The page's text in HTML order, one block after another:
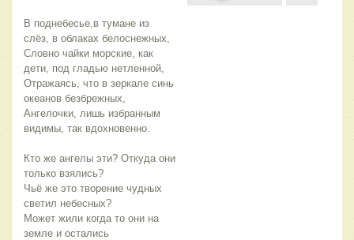
В поднебесье,в тумане из
слёз, в облаках белоснежных,
Словно чайки морские, как
дети, под гладью нетленной,
Отражаясь, что в зеркале синь
океанов безбрежных,
Ангелочки, лишь избранным
видимы, так вдохновенно.
Кто же ангелы эти? Откуда они
только взялись?
Чьё же это творение чудных
светил небесных?
Может жили когда то они на
земле и остались